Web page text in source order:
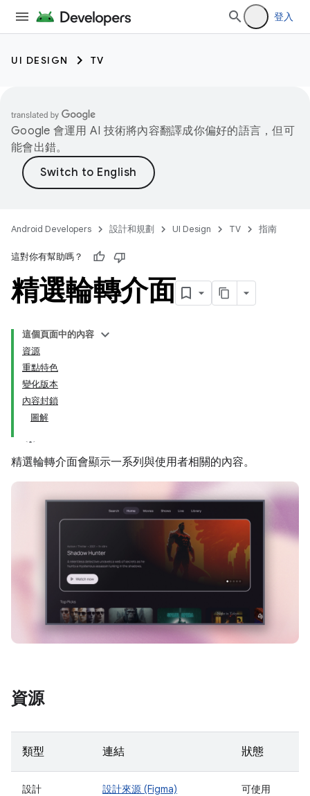
登入
UI DESIGN TV
Google 會運用 AI 技術將內容翻譯成你偏好的語言，但可
能會出錯。
Android Developers 設計和規劃 UI Design TV 指南
這對你有幫助嗎？
精選輪轉介面
這個頁面中的內容
資源
重點特色
變化版本
內容封鎖
圖解
精選輪轉介面會顯示一系列與使用者相關的內容。
資源
類型 連結 狀態
設計 設計來源 (Figma) 可使用